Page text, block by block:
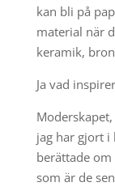
kan bli på
material när
keramik,
Ja vad
jag har gjort i
berättade om
som är de